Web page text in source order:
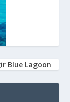
Blue Lagoon